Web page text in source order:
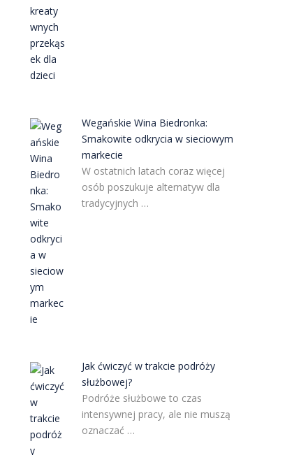
Wegańskie Wina Biedronka:
Smakowite odkrycia w sieciowym
markecie
W ostatnich latach coraz więcej
osób poszukuje alternatyw dla
tradycyjnych …
Jak ćwiczyć w trakcie podróży
służbowej?
Podróże służbowe to czas
intensywnej pracy, ale nie muszą
oznaczać …